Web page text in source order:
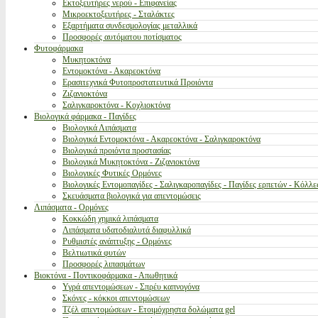
Εκτοξευτήρες νερού - Επιφανείας
Μικροεκτοξευτήρες - Σταλάκτες
Εξαρτήματα συνδεσμολογίας μεταλλικά
Προσφορές αυτόματου ποτίσματος
Φυτοφάρμακα
Μυκητοκτόνα
Εντομοκτόνα - Ακαρεοκτόνα
Ερασιτεχνικά Φυτοπροστατευτικά Προιόντα
Ζιζανιοκτόνα
Σαλιγκαροκτόνα - Κοχλιοκτόνα
Βιολογικά φάρμακα - Παγίδες
Βιολογικά Λιπάσματα
Βιολογικά Εντομοκτόνα - Ακαρεοκτόνα - Σαλιγκαροκτόνα
Βιολογικά προιόντα προστασίας
Βιολογικά Μυκητοκτόνα - Ζιζανιοκτόνα
Βιολογικές Φυτικές Ορμόνες
Βιολογικές Εντομοπαγίδες - Σαλιγκαροπαγίδες - Παγίδες ερπετών -
Σκευάσματα βιολογικά για απεντομώσεις
Λιπάσματα - Ορμόνες
Κοκκώδη χημικά λιπάσματα
Λιπάσματα υδατοδιαλυτά διαφυλλικά
Ρυθμιστές ανάπτυξης - Ορμόνες
Βελτιωτικά φυτών
Προσφορές λιπασμάτων
Βιοκτόνα - Ποντικοφάρμακα - Απωθητικά
Υγρά απεντομώσεων - Σπρέυ καπνογόνα
Σκόνες - κόκκοι απεντομώσεων
Τζέλ απεντομώσεων - Ετοιμόχρηστα δολώματα gel